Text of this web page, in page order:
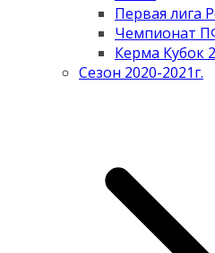
Первая лига
Чемпионат
Керма Кубок
Сезон 2020-2021г.